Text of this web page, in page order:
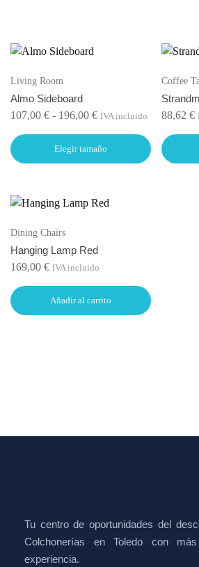
Living Room
Almo Sideboard
107,00 € - 196,00 € IVA incluido
Elegir tamaño
Coffee
88,62 €
Dining Chairs
Hanging Lamp Red
169,00 € IVA incluido
Añadir al carrito
Tu centro de oportunidades del
Colchonerías en Toledo con
experiencia.